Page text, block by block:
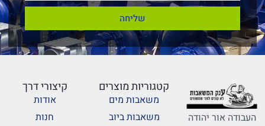
שליחה
העבודה אור יהודה
קטגוריות מוצרים
משאבות מים
משאבות ביוב
קיצורי דרך
אודות
חנות